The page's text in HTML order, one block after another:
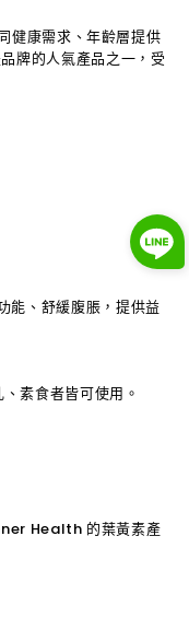
健康需求、年齡層提供
牌的人氣產品之一，受
能、舒緩腹脹，提供益
素食者皆可使用。
Health 的葉黃素產